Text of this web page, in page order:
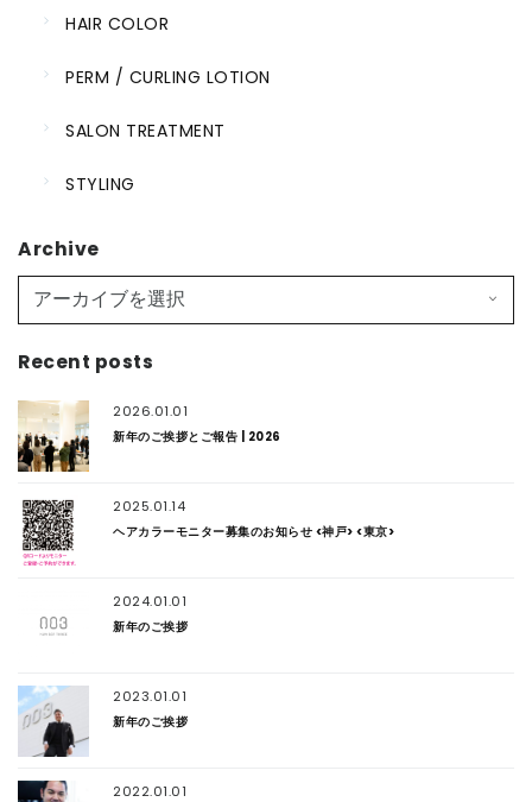
HAIR COLOR
PERM / CURLING LOTION
SALON TREATMENT
STYLING
Archive
Recent posts
2026.01.01
新年のご挨拶とご報告 | 2026
2025.01.14
ヘアカラーモニター募集のお知らせ <神戸> <東京>
2024.01.01
新年のご挨拶
2023.01.01
新年のご挨拶
2022.01.01